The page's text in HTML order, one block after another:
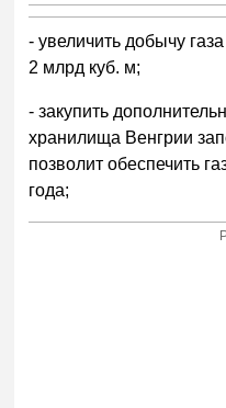
- увеличить добычу
2 млрд куб. м;
- закупить
хранилища Венгрии
позволит обеспечить
года;